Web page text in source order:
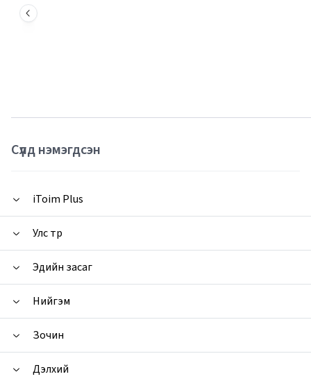
Сүүлд нэмэгдсэн
iToim Plus
Улс төр
Эдийн засаг
Нийгэм
Зочин
Дэлхий